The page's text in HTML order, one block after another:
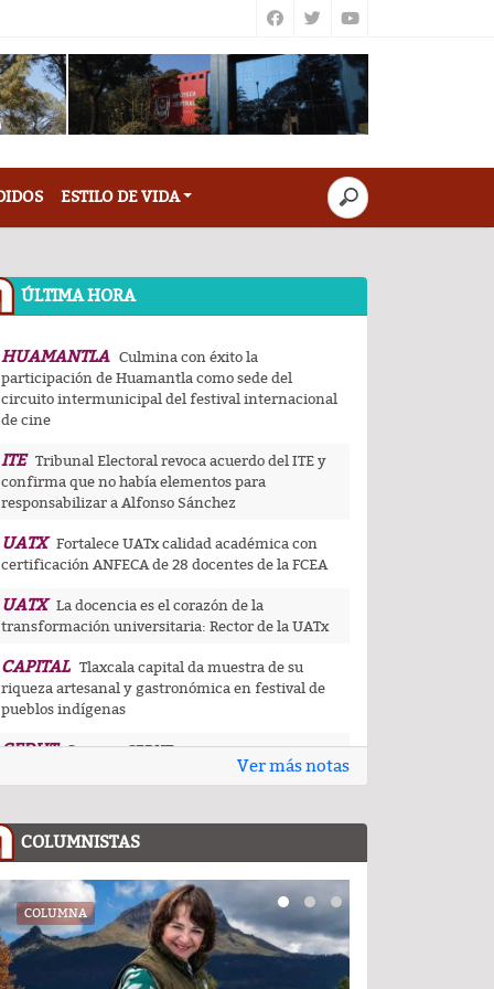
ESTILO DE VIDA
ÚLTIMA HORA
HUAMANTLA Culmina con éxito la
participación de Huamantla como sede del
circuito intermunicipal del festival internacional
de cine
ITE Tribunal Electoral revoca acuerdo del ITE y
confirma que no había elementos para
responsabilizar a Alfonso Sánchez
UATX Fortalece UATx calidad académica con
certificación ANFECA de 28 docentes de la FCEA
UATX La docencia es el corazón de la
transformación universitaria: Rector de la UATx
CAPITAL Tlaxcala capital da muestra de su
riqueza artesanal y gastronómica en festival de
pueblos indígenas
CEDHT Convoca CEDHT a personas mayores a
participar en la convocatoria Cuéntame tu
CAPITAL Paramédicos del ayuntamiento de
Tlaxcala evitan que menor sufra complicaciones
HUAMANTLA
Huamantla acelera la emoción
con la tradicional carrera de carcachas
CARLOS AUGUSTO PÉREZ Carlos Augusto
Ver más notas
COLUMNISTAS
COLUMNA